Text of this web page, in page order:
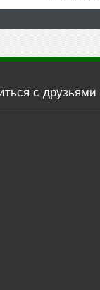
с друзьями